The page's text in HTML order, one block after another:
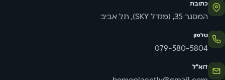
כתובת
המסגר 35, (מגדל SKY), תל אביב
טלפון
079-580-5804
דוא"ל